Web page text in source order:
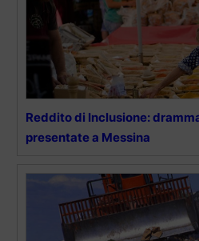
Reddito di Inclusione:
presentate a Messina